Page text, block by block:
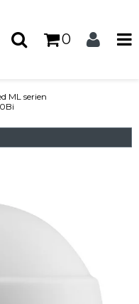
0
ML serien